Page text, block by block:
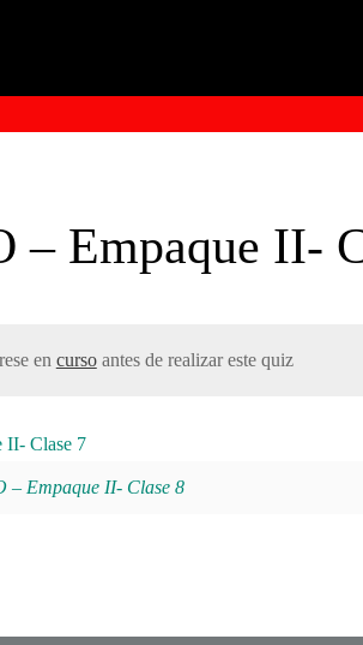
– Empaque II-
en cursoantes de realizar este quiz
Clase 7
– Empaque II- Clase 8